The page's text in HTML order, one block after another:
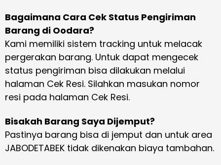
Bagaimana Cara Cek Status Pengiriman
Barang di Oodara?
Kami memiliki sistem tracking untuk melacak
pergerakan barang. Untuk dapat mengecek
status pengiriman bisa dilakukan melalui
halaman Cek Resi. Silahkan masukan nomor
resi pada halaman Cek Resi.
Bisakah Barang Saya Dijemput?
Pastinya barang bisa di jemput dan untuk area
JABODETABEK tidak dikenakan biaya tambahan.